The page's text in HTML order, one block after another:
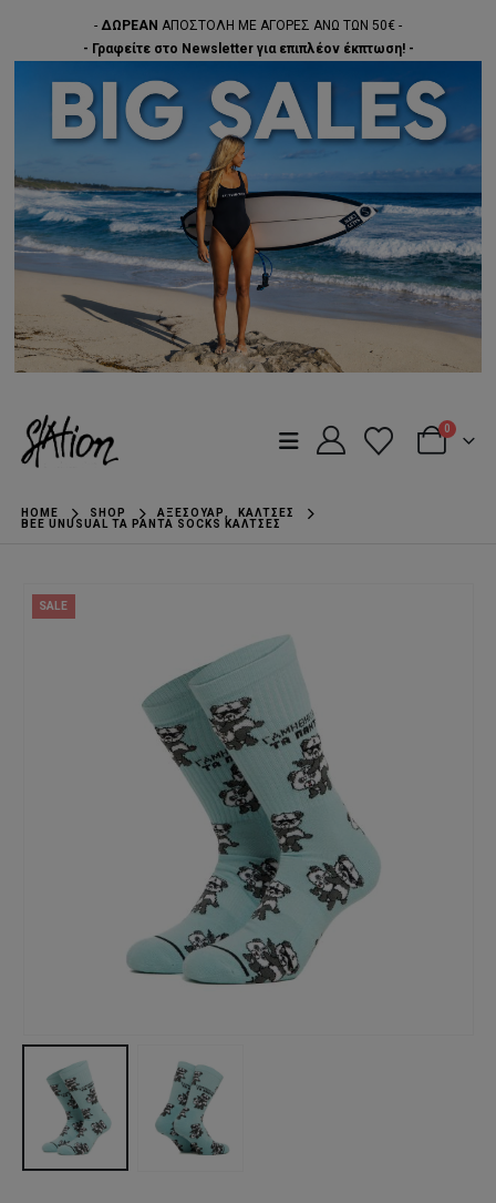
- ΔΩΡΕΑΝ ΑΠΟΣΤΟΛΗ ΜΕ ΑΓΟΡΕΣ ΑΝΩ ΤΩΝ 50€ -
- Γραφείτε στο Newsletter για επιπλέον έκπτωση! -
0
HOME SHOP ΑΞΕΣΟΥΆΡ,
ΚΆΛΤΣΕΣ
BEE UNUSUAL TA PANTA SOCKS ΚΆΛΤΣΕΣ
SALE